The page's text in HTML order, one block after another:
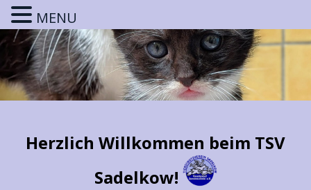
Herzlich Willkommen beim TSV
Sadelkow!
MENU